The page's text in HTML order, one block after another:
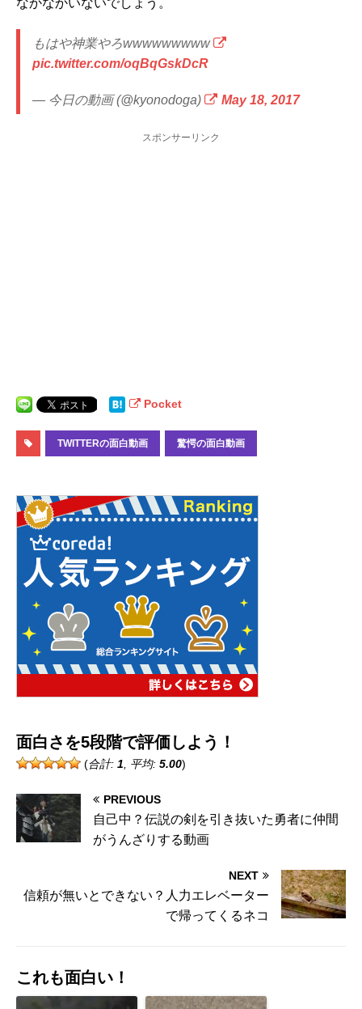
もはや神業やろwwwwwwwww
pic.twitter.com/oqBqGskDcR
— 今日の動画 (@kyonodoga) May 18, 2017
スポンサーリンク
Pocket
TWITTERの面白動画 驚愕の面白動画
面白さを5段階で評価しよう！
(合計: 1 , 平均: 5.00)
PREVIOUS
自己中？伝説の剣を引き抜いた勇者に仲間
がうんざりする動画
NEXT
信頼が無いとできない？人力エレベーター
で帰ってくるネコ
これも面白い！